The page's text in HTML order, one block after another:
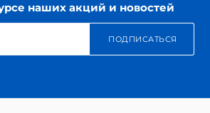
наших акций и новостей
ПОДПИСАТЬСЯ